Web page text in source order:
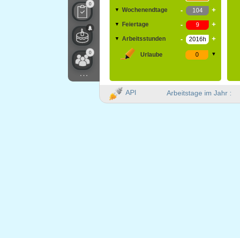
▼ Wochenendtage - +
▼ Feiertage - +
▼ Arbeitsstunden - +
Urlaube ▼
0
0
...
Arbeitstage im Jahr :
API